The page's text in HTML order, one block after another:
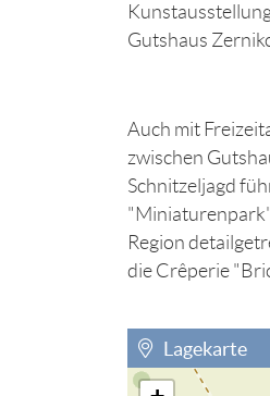
Gutshaus
Auch mit
zwischen
Schnitzeljagd
Region
die Crêperie
Lagekarte